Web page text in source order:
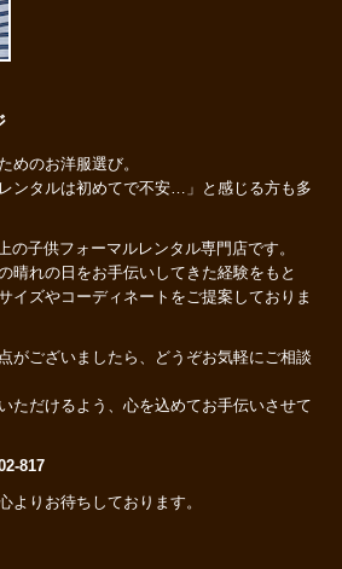
めのお洋服選び。
ンタルは初めてで不安…」と感じる方も多
の子供フォーマルレンタル専門店です。
晴れの日をお手伝いしてきた経験をもと
イズやコーディネートをご提案しておりま
がございましたら、どうぞお気軽にご相談
ただけるよう、心を込めてお手伝いさせて
817
よりお待ちしております。